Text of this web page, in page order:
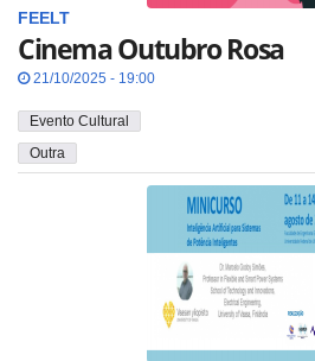
FEELT
Cinema Outubro Rosa
21/10/2025 - 19:00
Evento Cultural
Outra